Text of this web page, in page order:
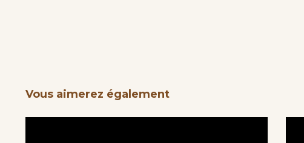
Vous aimerez également